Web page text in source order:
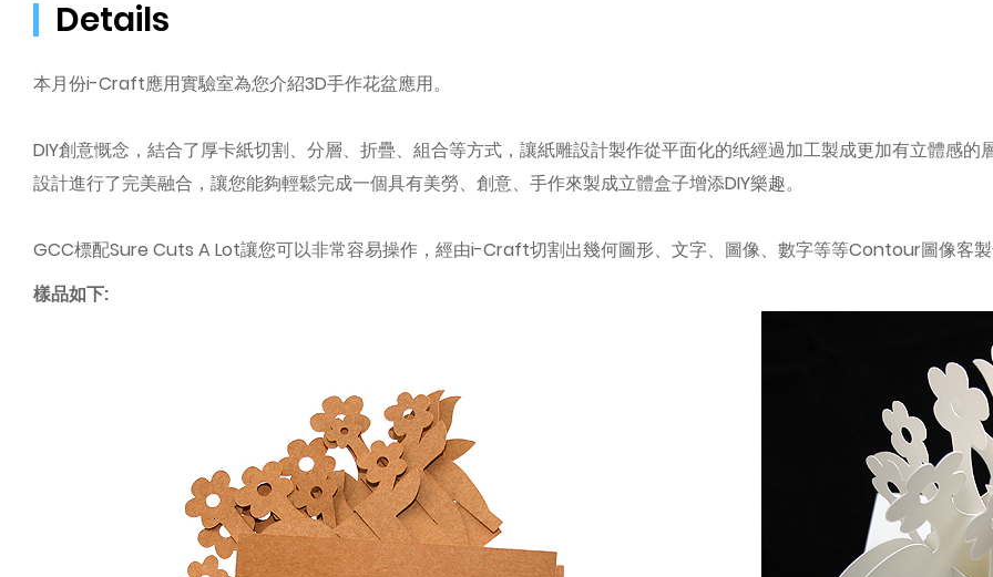
Details
本月份i-Craft應用實驗室為您介紹3D手作花盆應用。
DIY創意慨念，結合了厚卡紙切割、分層、折疊、組合等方式，讓紙雕設計製作從平面化的纸經過加工製成更加有立體感
設計進行了完美融合，讓您能夠輕鬆完成一個具有美勞、創意、手作來製成立體盒子增添DIY樂趣。
GCC標配Sure Cuts A Lot讓您可以非常容易操作，經由i-Craft切割出幾何圖形、文字、圖像、數字等等Contour圖像客製
樣品如下: